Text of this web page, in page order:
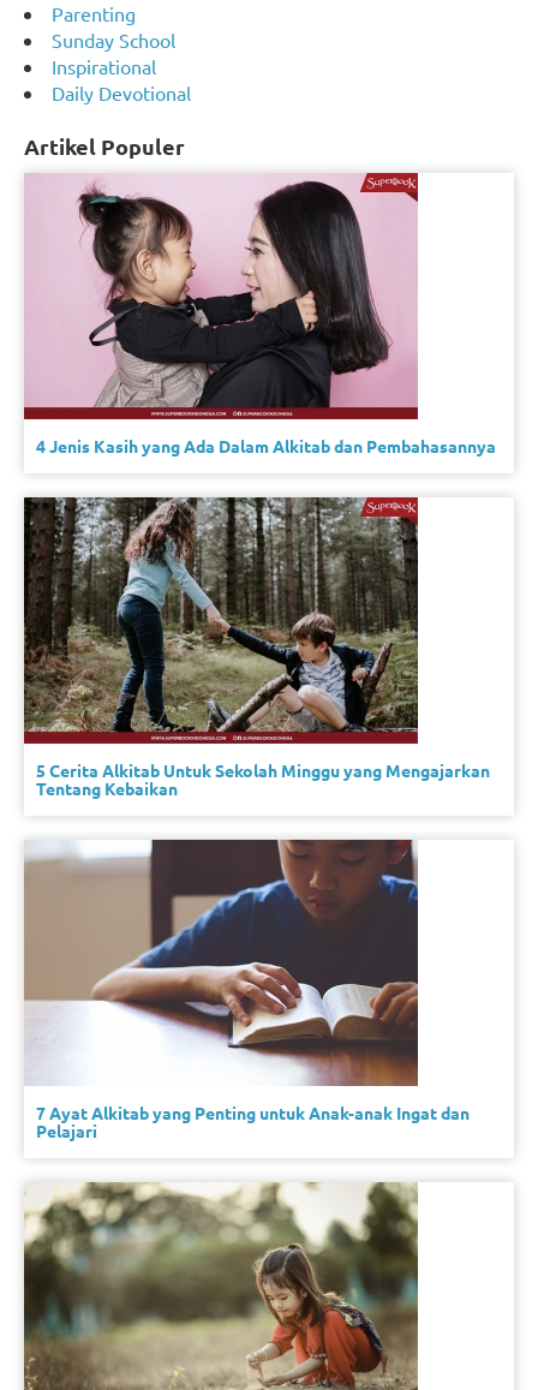
Parenting
Sunday School
Inspirational
Daily Devotional
Artikel Populer
4 Jenis Kasih yang Ada Dalam Alkitab dan Pembahasannya
5 Cerita Alkitab Untuk Sekolah Minggu yang Mengajarkan
Tentang Kebaikan
7 Ayat Alkitab yang Penting untuk Anak-anak Ingat dan
Pelajari